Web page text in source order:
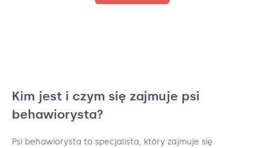
Kim jest i czym się zajmuje psi
behawiorysta?
Psi behawiorysta to specjalista, który zajmuje się